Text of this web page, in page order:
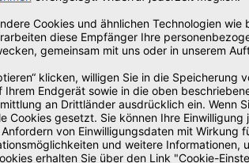
Versandkostenpauschale in Höhe